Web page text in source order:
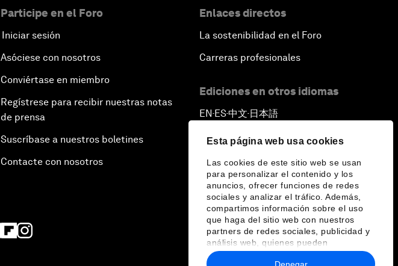
Esta página web usa cookies
Las cookies de este sitio web se usan
para personalizar el contenido y los
anuncios, ofrecer funciones de redes
sociales y analizar el tráfico. Además,
compartimos información sobre el uso
que haga del sitio web con nuestros
partners de redes sociales, publicidad y
análisis web, quienes pueden
combinarla con otra información que les
Denegar
Participe en el Foro
Iniciar sesión
Asóciese con nosotros
Conviértase en miembro
Regístrese para recibir nuestras notas
de prensa
Suscríbase a nuestros boletines
Contacte con nosotros
Enlaces directos
La sostenibilidad en el Foro
Carreras profesionales
Ediciones en otros idiomas
EN ▪ ES▪中文▪ 日本語